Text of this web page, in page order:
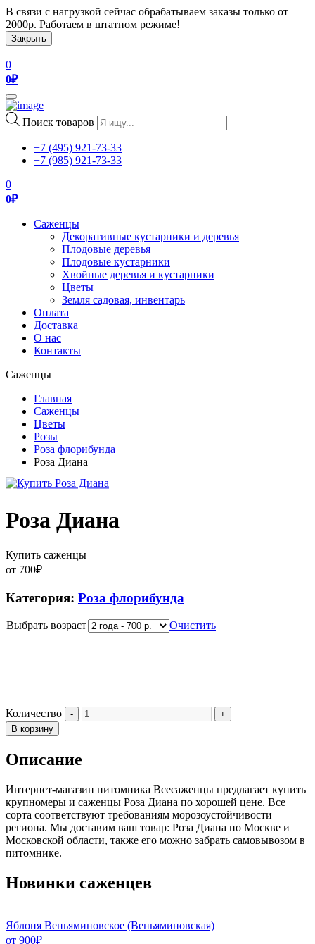
В связи с нагрузкой сейчас обрабатываем заказы только от
2000р. Работаем в штатном режиме!
Закрыть
0
0₽
Toggle
navigation
Поиск товаров
+7 (495) 921-73-33
+7 (985) 921-73-33
0
0₽
Саженцы
Декоративные кустарники и деревья
Плодовые деревья
Плодовые кустарники
Хвойные деревья и кустарники
Цветы
Земля садовая, инвентарь
Оплата
Доставка
О нас
Контакты
Саженцы
Главная
Саженцы
Цветы
Розы
Роза флорибунда
Роза Диана
Роза Диана
Купить саженцы
от 700₽
Категория: Роза флорибунда
Выбрать возраст Очистить
Количество
В корзину
Описание
Интернет-магазин питомника Всесаженцы предлагает купить
крупномеры и саженцы Роза Диана по хорошей цене. Все
сорта соответствуют требованиям морозоустойчивости
региона. Мы доставим ваш товар: Роза Диана по Москве и
Московской области, также его можно забрать самовывозом в
питомнике.
Новинки саженцев
Яблоня Веньяминовское (Веньяминовская)
от 900₽